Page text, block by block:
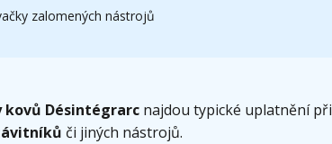
zalomených nástrojů
kovů Désintégrarc najdou typické uplatnění při
či jiných nástrojů.